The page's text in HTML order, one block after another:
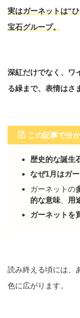
実はガーネットは“
宝石グループ。
深紅だけでなく、ワ
る緑まで、表情はさ
この記事で分
歴史的な誕生
なぜ1月はガ
ガーネットの
的な意味
用
ガーネットを
読み終える頃には、
色に広がります。